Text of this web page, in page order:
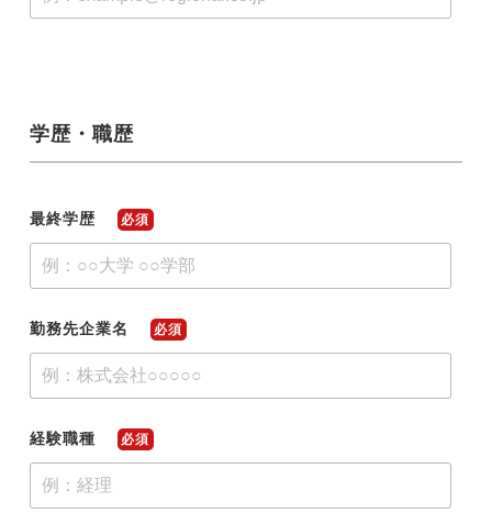
学歴・職歴
最終学歴 必須
勤務先企業名 必須
経験職種 必須